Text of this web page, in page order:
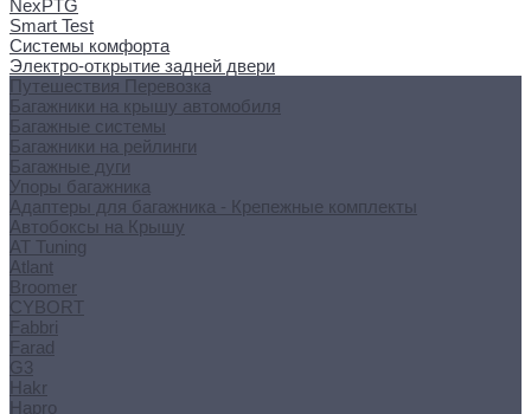
NexPTG
Smart Test
Системы комфорта
Электро-открытие задней двери
Путешествия Перевозка
Багажники на крышу автомобиля
Багажные системы
Багажники на рейлинги
Багажные дуги
Упоры багажника
Адаптеры для багажника - Крепежные комплекты
Автобоксы на Крышу
AT Tuning
Atlant
Broomer
CYBORT
Fabbri
Farad
G3
Hakr
Hapro